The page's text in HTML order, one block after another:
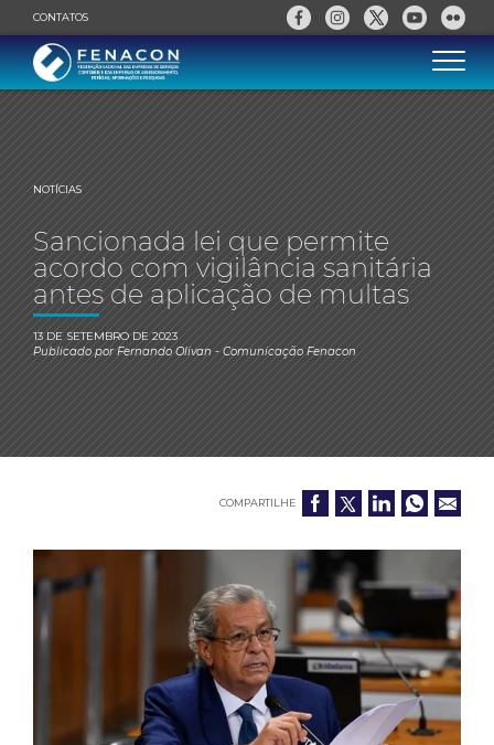
CONTATOS
NOTÍCIAS
Sancionada lei que permite
acordo com vigilância sanitária
antes de aplicação de multas
13 DE SETEMBRO DE 2023
Publicado porFernando Olivan- Comunicação Fenacon
COMPARTILHE